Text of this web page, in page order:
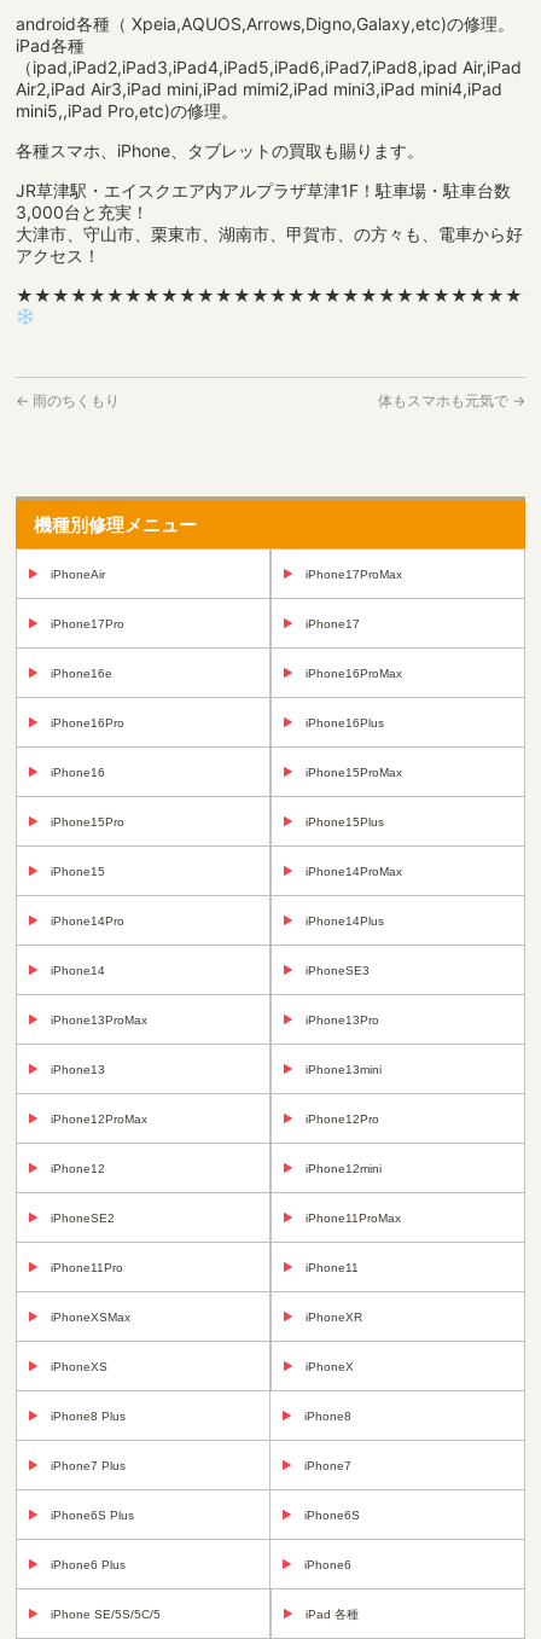
android各種（ Xpeia,AQUOS,Arrows,Digno,Galaxy,etc)の修理。
iPad各種
（ipad,iPad2,iPad3,iPad4,iPad5,iPad6,iPad7,iPad8,ipad Air,iPad
Air2,iPad Air3,iPad mini,iPad mimi2,iPad mini3,iPad mini4,iPad
mini5,,iPad Pro,etc)の修理。
各種スマホ、iPhone、タブレットの買取も賜ります。
JR草津駅・エイスクエア内アルプラザ草津1F！駐車場・駐車台数
3,000台と充実！
大津市、守山市、栗東市、湖南市、甲賀市、の方々も、電車から好
アクセス！
← 雨のちくもり 体もスマホも元気で →
機種別修理メニュー
iPhoneAir iPhone17ProMax
iPhone17Pro iPhone17
iPhone16e iPhone16ProMax
iPhone16Pro iPhone16Plus
iPhone16 iPhone15ProMax
iPhone15Pro iPhone15Plus
iPhone15 iPhone14ProMax
iPhone14Pro iPhone14Plus
iPhone14 iPhoneSE3
iPhone13ProMax iPhone13Pro
iPhone13 iPhone13mini
iPhone12ProMax iPhone12Pro
iPhone12 iPhone12mini
iPhoneSE2 iPhone11ProMax
iPhone11Pro iPhone11
iPhoneXSMax iPhoneXR
iPhoneXS iPhoneX
iPhone8 Plus iPhone8
iPhone7 Plus iPhone7
iPhone6S Plus iPhone6S
iPhone6 Plus iPhone6
iPhone SE/5S/5C/5 iPad 各種